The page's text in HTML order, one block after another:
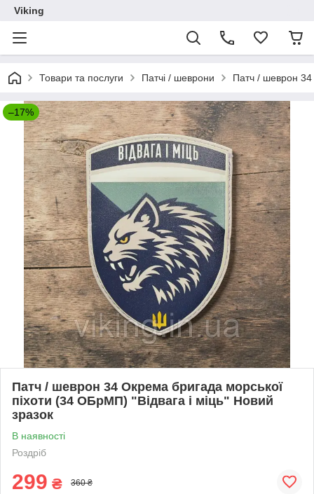
Viking
Товари та послуги Патчі / шеврони Патч / шеврон 34
–17%
Патч / шеврон 34 Окрема бригада морської
піхоти (34 ОБрМП) "Відвага і міць" Новий
зразок
В наявності
Роздріб
299 ₴ 360 ₴